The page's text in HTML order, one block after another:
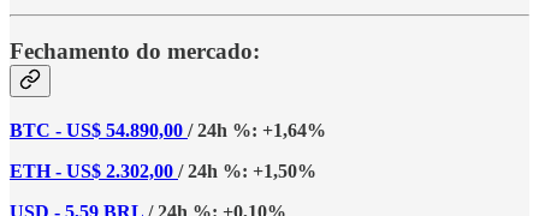
Fechamento do mercado:
BTC - US$ 54.890,00 / 24h %: +1,64%
ETH - US$ 2.302,00 / 24h %: +1,50%
USD - 5,59 BRL / 24h %: +0,10%